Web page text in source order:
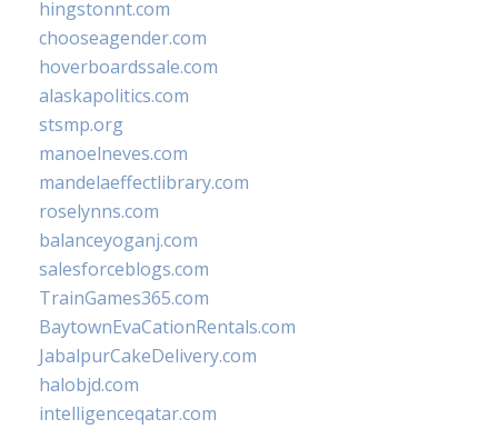
hingstonnt.com
chooseagender.com
hoverboardssale.com
alaskapolitics.com
stsmp.org
manoelneves.com
mandelaeffectlibrary.com
roselynns.com
balanceyoganj.com
salesforceblogs.com
TrainGames365.com
BaytownEvaCationRentals.com
JabalpurCakeDelivery.com
halobjd.com
intelligenceqatar.com